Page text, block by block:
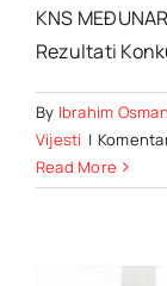
KNS
Rezultati
By Ibrahim
Vijesti |
Read More